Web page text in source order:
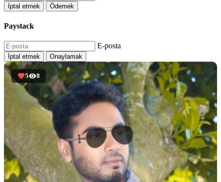
İptal etmek Ödemek
Paystack
E-posta
İptal etmek Onaylamak
5 8